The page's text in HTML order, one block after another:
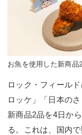
お魚を使用した新商品
ロック・フィール
ロッケ」「日本の
新商品2品を4日か
る。これは、国内